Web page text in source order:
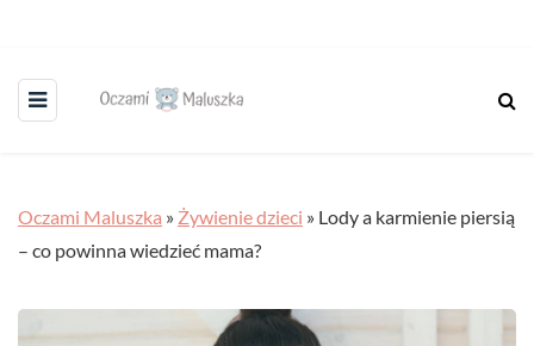
Oczami Maluszka » Żywienie dzieci » Lody a karmienie piersią
– co powinna wiedzieć mama?